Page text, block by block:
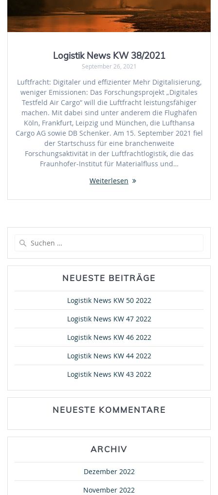
Logistik News KW 38/2021
September 26, 2021
Luftfracht: Digitaler und effizienter Mehr Digitalisierung,
weniger Emissionen: Das Forschungsprojekt „Digitales
Testfeld Air Cargo“ will die Luftfracht leistungsfähiger
machen. Mit dabei sind unter anderem die Flughäfen
Köln, Frankfurt, Leipzig und München, die Lufthansa
Cargo AG sowie DB Schenker. Am 15. September 2021 fiel
der Startschuss für eine branchenweite
Forschungsaktivität in der Luftfrachtlogistik, die das
Fraunhofer-Institut für Materialfluss und…
Weiterlesen
NEUESTE BEITRÄGE
Logistik News KW 50 2022
Logistik News KW 47 2022
Logistik News KW 46 2022
Logistik News KW 44 2022
Logistik News KW 43 2022
NEUESTE KOMMENTARE
ARCHIV
Dezember 2022
November 2022